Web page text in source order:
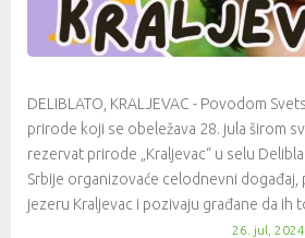
DELIBLATO, KRALJEVAC - Povodom
prirode koji se obeležava 28. jula širom
rezervat prirode „Kraljevac“ u selu
Srbije organizovaće celodnevni događaj,
jezeru Kraljevac i pozivaju građane da ih
26. jul, 2024